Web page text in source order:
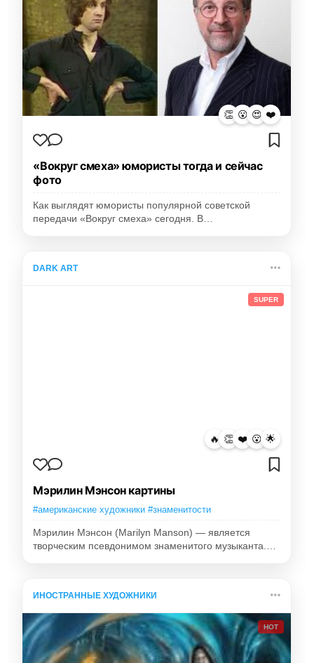
👏 😮 😍 ❤️
«Вокруг смеха» юмористы тогда и сейчас
фото
Как выглядят юмористы популярной советской
передачи «Вокруг смеха» сегодня. В…
DARK ART
SUPER
🔥 👏 ❤️ 😮 🌟
Мэрилин Мэнсон картины
#американские художники #знаменитости
Мэрилин Мэнсон (Marilyn Manson) — является
творческим псевдонимом знаменитого музыканта.…
ИНОСТРАННЫЕ ХУДОЖНИКИ
HOT